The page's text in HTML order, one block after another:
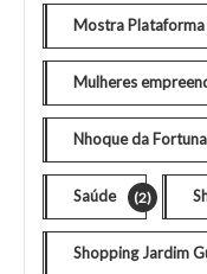
Mostra
Mulheres
Nhoque da Fortuna
Saúde (2)
Shopping Jardim